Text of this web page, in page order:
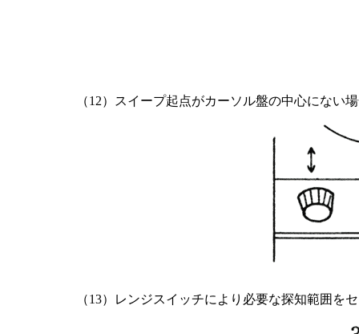
（12）スイープ起点がカーソル盤の中心にない
（13）レンジスイッチにより必要な探知範囲を